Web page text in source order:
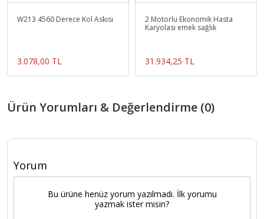
W213 4560 Derece Kol Askısı
3.078,00 TL
2 Motorlu Ekonomik Hasta
Karyolası emek sağlık
31.934,25 TL
Ürün Yorumları & Değerlendirme (0)
Yorum
Bu ürüne henüz yorum yazılmadı. İlk yorumu
yazmak ister misin?